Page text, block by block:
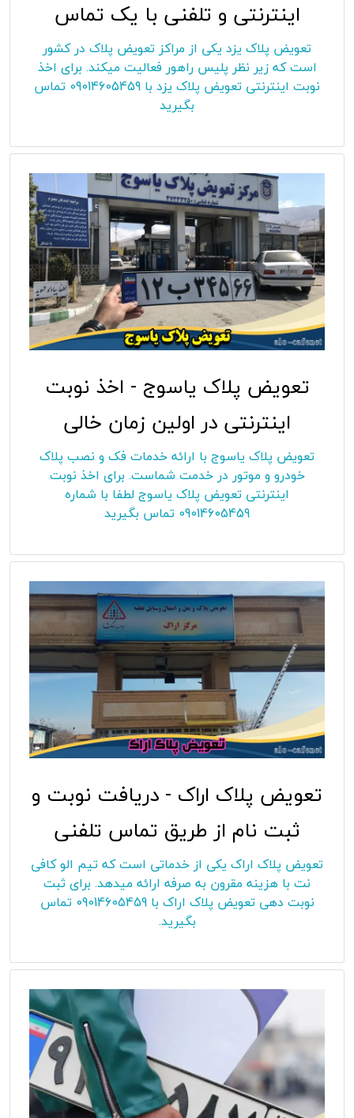
اینترنتی و تلفنی با یک تماس
تعویض پلاک یزد یکی از مراکز تعویض پلاک در کشور
است که زیر نظر پلیس راهور فعالیت میکند. برای اخذ
نوبت اینترنتی تعویض پلاک یزد با 09014605459 تماس
بگیرید
تعویض پلاک یاسوج - اخذ نوبت
اینترنتی در اولین زمان خالی
تعویض پلاک یاسوج با ارائه خدمات فک و نصب پلاک
خودرو و موتور در خدمت شماست. برای اخذ نوبت
اینترنتی تعویض پلاک یاسوج لطفا با شماره
09014605459 تماس بگیرید
تعویض پلاک اراک - دریافت نوبت و
ثبت نام از طریق تماس تلفنی
تعویض پلاک اراک یکی از خدماتی است که تیم الو کافی
نت با هزینه مقرون به صرفه ارائه میدهد. برای ثبت
نوبت دهی تعویض پلاک اراک با 09014605459 تماس
بگیرید.